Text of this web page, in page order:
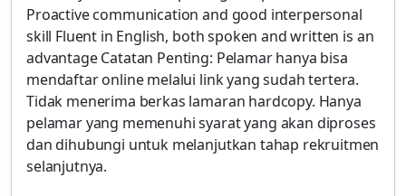
Proactive communication and good interpersonal
skill Fluent in English, both spoken and written is an
advantage Catatan Penting: Pelamar hanya bisa
mendaftar online melalui link yang sudah tertera.
Tidak menerima berkas lamaran hardcopy. Hanya
pelamar yang memenuhi syarat yang akan diproses
dan dihubungi untuk melanjutkan tahap rekruitmen
selanjutnya.